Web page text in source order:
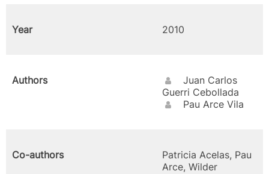
Year 2010
Authors
Juan Carlos
Guerri Cebollada
Pau Arce Vila
Co-authors
Patricia Acelas, Pau
Arce, Wilder